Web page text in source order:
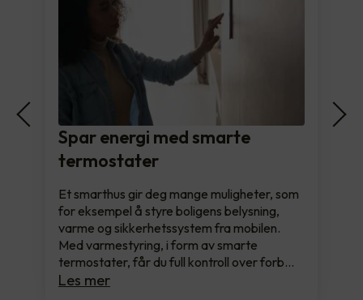
Spar energi med smarte
termostater
Et smarthus gir deg mange muligheter, som
for eksempel å styre boligens belysning,
varme og sikkerhetssystem fra mobilen.
Med varmestyring, i form av smarte
termostater, får du full kontroll over forb…
Les mer